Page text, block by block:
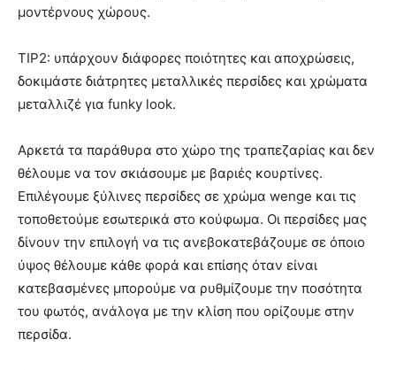
μοντέρνους χώρους.
TIP2: υπάρχουν διάφορες ποιότητες και αποχρώσεις,
δοκιμάστε διάτρητες μεταλλικές περσίδες και χρώματα
μεταλλιζέ για funky look.
Αρκετά τα παράθυρα στο χώρο της τραπεζαρίας και δεν
θέλουμε να τον σκιάσουμε με βαριές κουρτίνες.
Επιλέγουμε ξύλινες περσίδες σε χρώμα wenge και τις
τοποθετούμε εσωτερικά στο κούφωμα. Οι περσίδες μας
δίνουν την επιλογή να τις ανεβοκατεβάζουμε σε όποιο
ύψος θέλουμε κάθε φορά και επίσης όταν είναι
κατεβασμένες μπορούμε να ρυθμίζουμε την ποσότητα
του φωτός, ανάλογα με την κλίση που ορίζουμε στην
περσίδα.